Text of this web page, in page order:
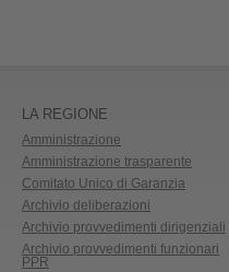
LA REGIONE
Amministrazione
Amministrazione trasparente
Comitato Unico di Garanzia
Archivio deliberazioni
Archivio provvedimenti dirigenziali
Archivio provvedimenti funzionari
PPR